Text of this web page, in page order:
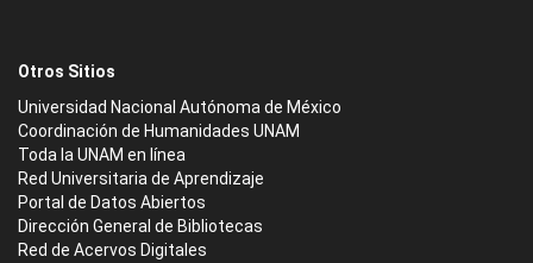
Otros Sitios
Universidad Nacional Autónoma de México
Coordinación de Humanidades UNAM
Toda la UNAM en línea
Red Universitaria de Aprendizaje
Portal de Datos Abiertos
Dirección General de Bibliotecas
Red de Acervos Digitales